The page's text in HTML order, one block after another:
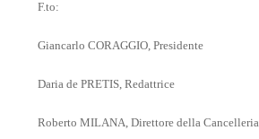
F.to:
Giancarlo CORAGGIO, Presidente
Daria de PRETIS, Redattrice
Roberto MILANA, Direttore della Cancelleria